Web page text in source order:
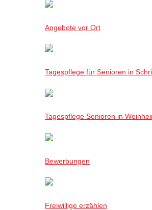
Angebote vor Ort
Tagespflege für Senioren in
Tagespflege Senioren in
Bewerbungen
Freiwillige erzählen